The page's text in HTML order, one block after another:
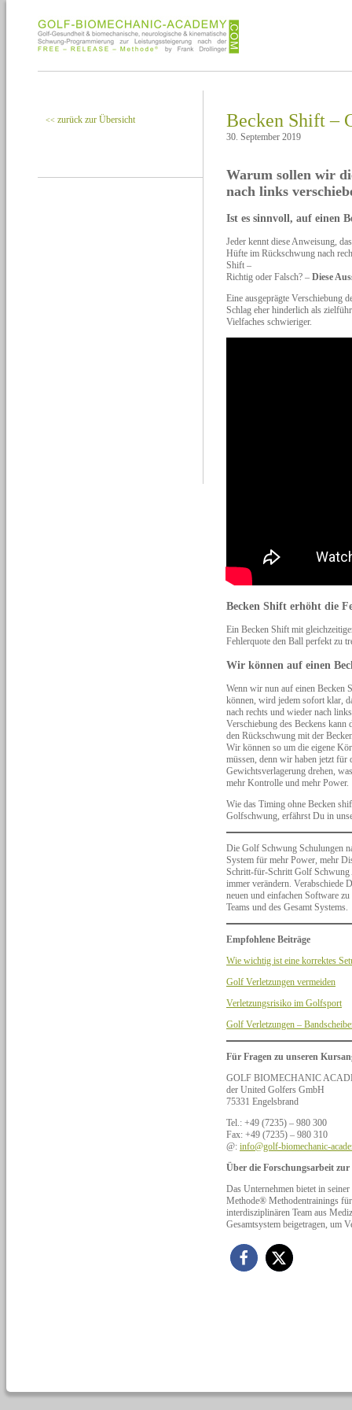
<< zurück zur Übersicht Becken Shift –
30. September 2019
Warum sollen wir
nach links
Ist es sinnvoll, auf einen
Jeder kennt diese Anweisung,
Hüfte im Rückschwung nach
Shift –
Richtig oder Falsch? – Diese
Eine ausgeprägte Verschiebung
Schlag eher hinderlich als
Vielfaches schwieriger.
Becken Shift erhöht die
Ein Becken Shift mit
Fehlerquote den Ball perfekt zu
Wir können auf einen
Wenn wir nun auf einen Becken
können, wird jedem sofort klar,
nach rechts und wieder nach
Verschiebung des Beckens
den Rückschwung mit der
Wir können so um die eigene
müssen, denn wir haben jetzt für
Gewichtsverlagerung drehen,
mehr Kontrolle und mehr Power.
Wie das Timing ohne Becken
Golfschwung, erfährst Du in
Die Golf Schwung Schulungen
System für mehr Power, mehr
Schritt-für-Schritt Golf Schwung
immer verändern. Verabschiede
neuen und einfachen Software
Teams und des Gesamt Systems.
Empfohlene Beiträge
Wie wichtig ist eine korrektes
Golf Verletzungen vermeiden
Verletzungsrisiko im Golfsport
Golf Verletzungen –
Für Fragen zu unseren
GOLF BIOMECHANIC
der United Golfers GmbH
75331 Engelsbrand
Tel.: +49 (7235) – 980 300
Fax: +49 (7235) – 980 310
@: info@golf-biomechanic-
Über die Forschungsarbeit
Das Unternehmen bietet in
Methode® Methodentrainings für
interdisziplinären Team aus
Gesamtsystem beigetragen, um